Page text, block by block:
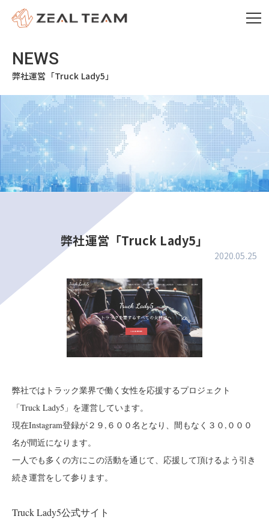
弊社運営「Truck Lady5」
弊社運営「Truck Lady5」
2020.05.25
弊社ではトラック業界で働く女性を応援するプロジェクト
「Truck Lady5」を運営しています。
現在Instagram登録が２９,６００名となり、間もなく３０,０００
名が間近になります。
一人でも多くの方にこの活動を通じて、応援して頂けるよう引き
続き運営をして参ります。
Truck Lady5公式サイト